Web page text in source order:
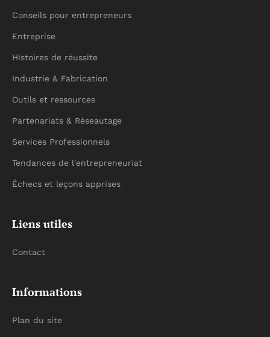
Conseils pour entrepreneurs
Entreprise
Histoires de réussite
Industrie & Fabrication
Outils et ressources
Partenariats & Réseautage
Services Professionnels
Tendances de l'entrepreneuriat
Échecs et leçons apprises
Liens utiles
Contact
Informations
Plan du site